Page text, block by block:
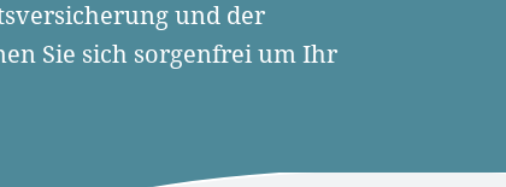
und der
Sie sich sorgenfrei um Ihr